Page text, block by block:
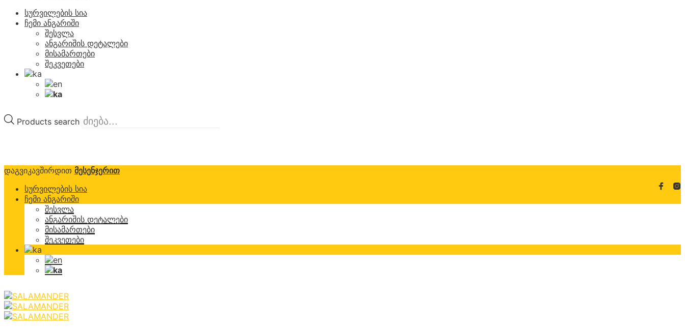
სურვილების სია
ჩემი ანგარიში
შესვლა
ანგარიშის დეტალები
მისამართები
შეკვეთები
Products search
დაგვიკავშირდით მესენჯერით
სურვილების სია
ჩემი ანგარიში
შესვლა
ანგარიშის დეტალები
მისამართები
შეკვეთები